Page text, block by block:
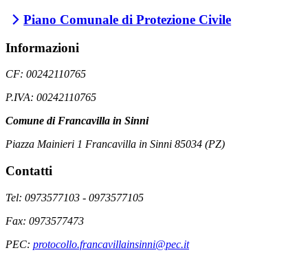
Piano Comunale di Protezione Civile
Informazioni
CF: 00242110765
P.IVA: 00242110765
Comune di Francavilla in Sinni
Piazza Mainieri 1 Francavilla in Sinni 85034 (PZ)
Contatti
Tel: 0973577103 - 0973577105
Fax: 0973577473
PEC: protocollo.francavillainsinni@pec.it